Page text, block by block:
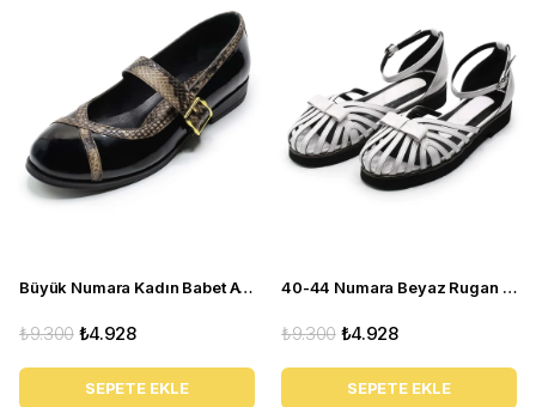
Büyük Numara Kadın Babet Ayakkabı AS990 SİYAH RUGAN
₺4.928
₺9.300
SEPETE EKLE
40-44 Numara Beyaz Rugan Yazlık Kadın Babet Sandalet CB110
₺4.928
₺9.300
SEPETE EKLE